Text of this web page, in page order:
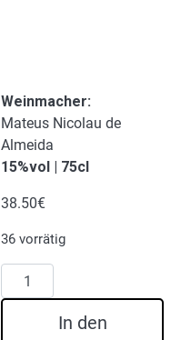
Weinmacher:
Mateus Nicolau de
Almeida
15%vol | 75cl
38.50€
36 vorrätig
Quinta
dos
RomanosIn den